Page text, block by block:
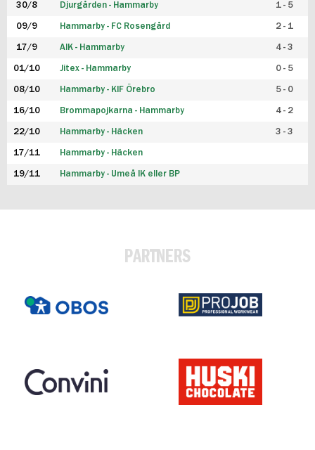
30/8 Djurgården - Hammarby 1 - 5
09/9 Hammarby - FC Rosengård 2 - 1
17/9 AIK - Hammarby 4 - 3
01/10 Jitex - Hammarby 0 - 5
08/10 Hammarby - KIF Örebro 5 - 0
16/10 Brommapojkarna - Hammarby 4 - 2
22/10 Hammarby - Häcken 3 - 3
17/11 Hammarby - Häcken
19/11 Hammarby - Umeå IK eller BP
PARTNERS